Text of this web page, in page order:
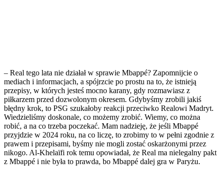
– Real tego lata nie działał w sprawie Mbappé? Zapomnijcie o
mediach i informacjach, a spójrzcie po prostu na to, że istnieją
przepisy, w których jesteś mocno karany, gdy rozmawiasz z
piłkarzem przed dozwolonym okresem. Gdybyśmy zrobili jakiś
błędny krok, to PSG szukałoby reakcji przeciwko Realowi Madryt.
Wiedzieliśmy doskonale, co możemy zrobić. Wiemy, co można
robić, a na co trzeba poczekać. Mam nadzieję, że jeśli Mbappé
przyjdzie w 2024 roku, na co liczę, to zrobimy to w pełni zgodnie z
prawem i przepisami, byśmy nie mogli zostać oskarżonymi przez
nikogo. Al-Khelaïfi rok temu opowiadał, że Real ma nielegalny pakt
z Mbappé i nie była to prawda, bo Mbappé dalej gra w Paryżu.